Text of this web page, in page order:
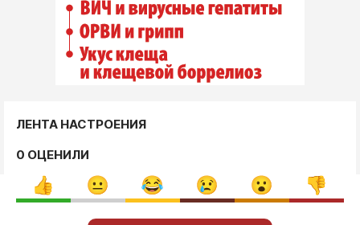
ЛЕНТА НАСТРОЕНИЯ
0 ОЦЕНИЛИ